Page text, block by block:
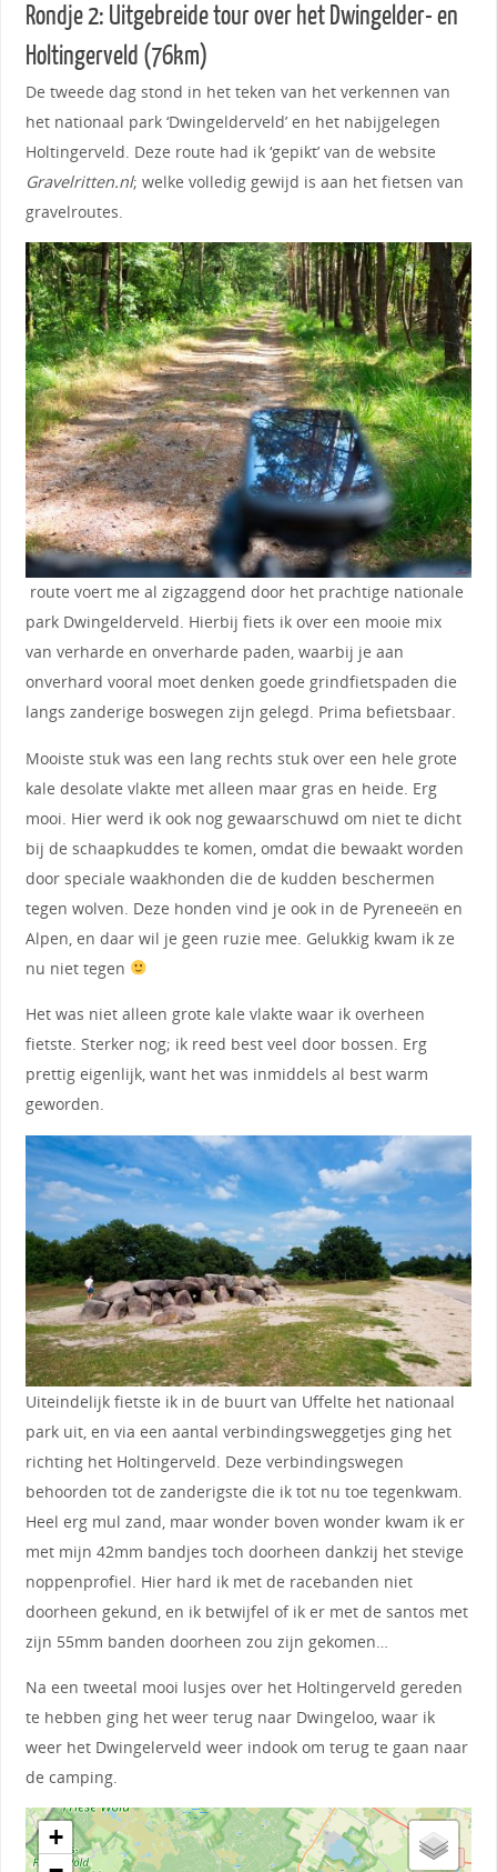
Rondje 2: Uitgebreide tour over het Dwingelder- en
Holtingerveld (76km)
De tweede dag stond in het teken van het verkennen van
het nationaal park ‘Dwingelderveld’ en het nabijgelegen
Holtingerveld. Deze route had ik ‘gepikt’ van de website
Gravelritten.nl; welke volledig gewijd is aan het fietsen van
gravelroutes.
route voert me al zigzaggend door het prachtige nationale
park Dwingelderveld. Hierbij fiets ik over een mooie mix
van verharde en onverharde paden, waarbij je aan
onverhard vooral moet denken goede grindfietspaden die
langs zanderige boswegen zijn gelegd. Prima befietsbaar.
Mooiste stuk was een lang rechts stuk over een hele grote
kale desolate vlakte met alleen maar gras en heide. Erg
mooi. Hier werd ik ook nog gewaarschuwd om niet te dicht
bij de schaapkuddes te komen, omdat die bewaakt worden
door speciale waakhonden die de kudden beschermen
tegen wolven. Deze honden vind je ook in de Pyreneeën en
Alpen, en daar wil je geen ruzie mee. Gelukkig kwam ik ze
nu niet tegen
Het was niet alleen grote kale vlakte waar ik overheen
fietste. Sterker nog; ik reed best veel door bossen. Erg
prettig eigenlijk, want het was inmiddels al best warm
geworden.
Uiteindelijk fietste ik in de buurt van Uffelte het nationaal
park uit, en via een aantal verbindingsweggetjes ging het
richting het Holtingerveld. Deze verbindingswegen
behoorden tot de zanderigste die ik tot nu toe tegenkwam.
Heel erg mul zand, maar wonder boven wonder kwam ik er
met mijn 42mm bandjes toch doorheen dankzij het stevige
noppenprofiel. Hier hard ik met de racebanden niet
doorheen gekund, en ik betwijfel of ik er met de santos met
zijn 55mm banden doorheen zou zijn gekomen…
Na een tweetal mooi lusjes over het Holtingerveld gereden
te hebben ging het weer terug naar Dwingeloo, waar ik
weer het Dwingelerveld weer indook om terug te gaan naar
de camping.
+